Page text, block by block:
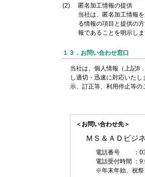
(2)
匿名加工情報の提供
当社は、匿名加工情報
る情報の項目と提供の
報であることを明示し
１３．お問い合わせ窓口
当社は、個人情報（上記8
し適切・迅速に対応いた
示、訂正等、利用停止等
＜お問い合わせ先＞
ＭＳ＆ＡＤビジ
電話番号 ：
電話受付時間 ：
※年末年始、祝祭